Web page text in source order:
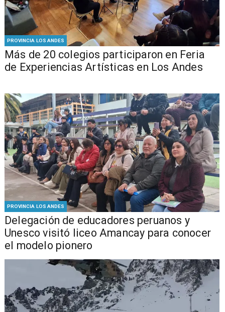
PROVINCIA LOS ANDES
Más de 20 colegios participaron en Feria
de Experiencias Artísticas en Los Andes
PROVINCIA LOS ANDES
Delegación de educadores peruanos y
Unesco visitó liceo Amancay para conocer
el modelo pionero